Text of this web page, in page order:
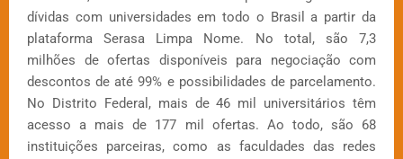
dívidas com universidades em todo o Brasil a partir da
plataforma Serasa Limpa Nome. No total, são 7,3
milhões de ofertas disponíveis para negociação com
descontos de até 99% e possibilidades de parcelamento.
No Distrito Federal, mais de 46 mil universitários têm
acesso a mais de 177 mil ofertas. Ao todo, são 68
instituições parceiras, como as faculdades das redes